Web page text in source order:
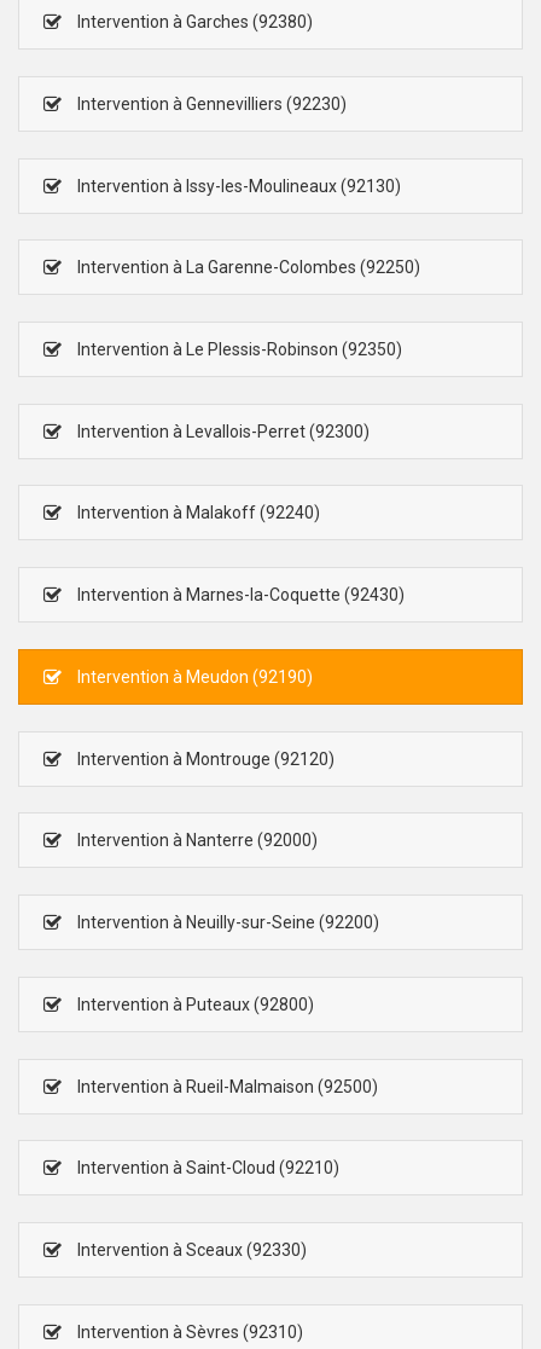
Intervention à Garches (92380)
Intervention à Gennevilliers (92230)
Intervention à Issy-les-Moulineaux (92130)
Intervention à La Garenne-Colombes (92250)
Intervention à Le Plessis-Robinson (92350)
Intervention à Levallois-Perret (92300)
Intervention à Malakoff (92240)
Intervention à Marnes-la-Coquette (92430)
Intervention à Meudon (92190)
Intervention à Montrouge (92120)
Intervention à Nanterre (92000)
Intervention à Neuilly-sur-Seine (92200)
Intervention à Puteaux (92800)
Intervention à Rueil-Malmaison (92500)
Intervention à Saint-Cloud (92210)
Intervention à Sceaux (92330)
Intervention à Sèvres (92310)